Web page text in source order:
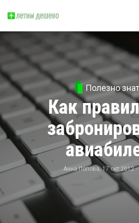
Полезно
Как
Анна Попова, 17 окт 2012 -